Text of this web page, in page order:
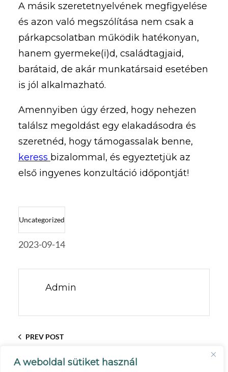
A weboldal sütiket használ
A másik szeretetnyelvének megfigyelése
és azon való megszólítása nem csak a
párkapcsolatban működik hatékonyan,
hanem gyermeke(i)d, családtagjaid,
barátaid, de akár munkatársaid esetében
is jól alkalmazható.
Amennyiben úgy érzed, hogy nehezen
találsz megoldást egy elakadásodra és
szeretnéd, hogy támogassalak benne,
keress bizalommal, és egyeztetjük az
első ingyenes konzultáció időpontját!
Uncategorized
2023-09-14
Admin
PREV POST
ISMERED A MÁSIK IGÉNYEIT,